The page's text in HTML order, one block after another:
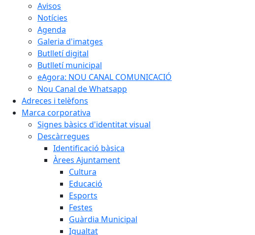
Avisos
Notícies
Agenda
Galeria d'imatges
Butlletí digital
Butlletí municipal
eAgora: NOU CANAL COMUNICACIÓ
Nou Canal de Whatsapp
Adreces i telèfons
Marca corporativa
Signes bàsics d'identitat visual
Descàrregues
Identificació bàsica
Àrees Ajuntament
Cultura
Educació
Esports
Festes
Guàrdia Municipal
Igualtat